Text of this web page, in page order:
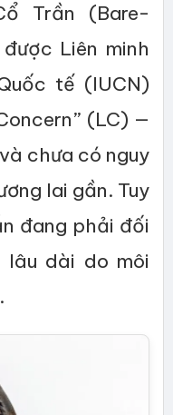
Trần (Bare-
Liên minh
tế (IUCN)
(LC) —
chưa có nguy
lai gần. Tuy
đang phải đối
dài do môi